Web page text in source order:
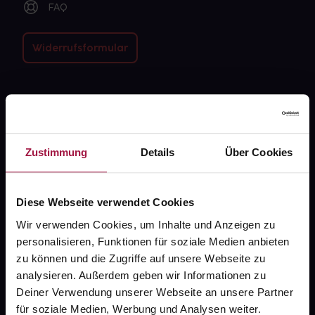
Zustimmung Details Über Cookies
Diese Webseite verwendet Cookies
Wir verwenden Cookies, um Inhalte und Anzeigen zu
personalisieren, Funktionen für soziale Medien anbieten
zu können und die Zugriffe auf unsere Webseite zu
analysieren. Außerdem geben wir Informationen zu
Deiner Verwendung unserer Webseite an unsere Partner
für soziale Medien, Werbung und Analysen weiter.
FAQ
Widerrufsformular
Karriere
Newsletter
Barrierefreiheitserklärung
PAYBACK
gesund-versorger.de
Sanitätshäuser